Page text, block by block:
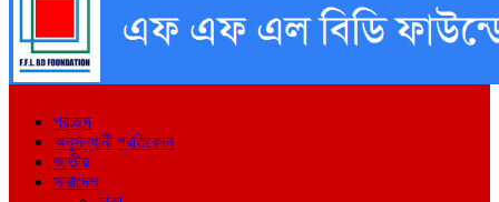
প্রচ্ছদ
অনুসন্ধানী প্রতিবেদন
জাতীয়
সারাদেশ